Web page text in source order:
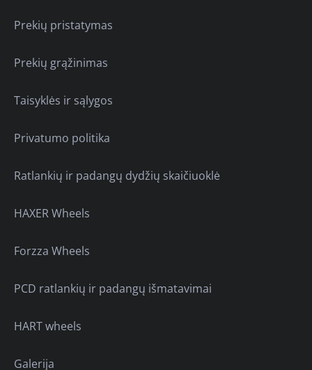
Prekių pristatymas
Prekių grąžinimas
Taisyklės ir sąlygos
Privatumo politika
Ratlankių ir padangų dydžių skaičiuoklė
HAXER Wheels
Forzza Wheels
PCD ratlankių ir padangų išmatavimai
HART wheels
Galerija